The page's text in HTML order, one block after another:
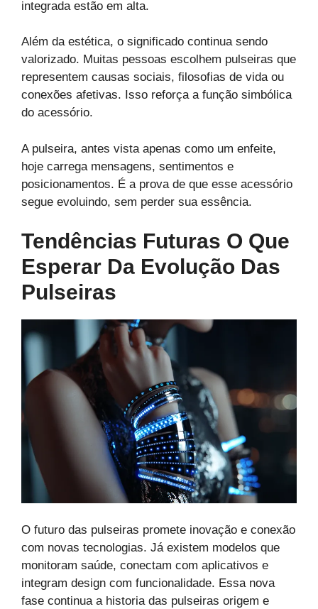
integrada estão em alta.
Além da estética, o significado continua sendo
valorizado. Muitas pessoas escolhem pulseiras que
representem causas sociais, filosofias de vida ou
conexões afetivas. Isso reforça a função simbólica
do acessório.
A pulseira, antes vista apenas como um enfeite,
hoje carrega mensagens, sentimentos e
posicionamentos. É a prova de que esse acessório
segue evoluindo, sem perder sua essência.
Tendências Futuras O Que
Esperar Da Evolução Das
Pulseiras
O futuro das pulseiras promete inovação e conexão
com novas tecnologias. Já existem modelos que
monitoram saúde, conectam com aplicativos e
integram design com funcionalidade. Essa nova
fase continua a historia das pulseiras origem e